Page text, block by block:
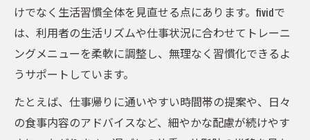
けでなく生活習慣全体を見直せる点にあります。fividで
は、利用者の生活リズムや仕事状況に合わせてトレーニ
ングメニューを柔軟に調整し、無理なく習慣化できるよ
うサポートしています。
たとえば、仕事帰りに通いやすい時間帯の提案や、日々
の食事内容のアドバイスなど、細やかな配慮が続けやす